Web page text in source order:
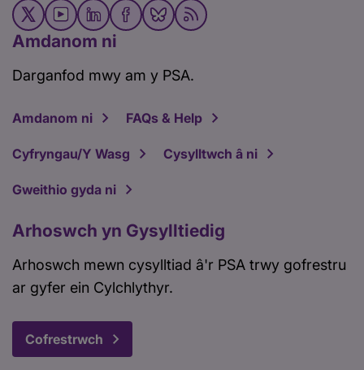
Amdanom ni
Darganfod mwy am y PSA.
Amdanom ni FAQs & Help
Cyfryngau/Y Wasg Cysylltwch â ni
Gweithio gyda ni
Arhoswch yn Gysylltiedig
Arhoswch mewn cysylltiad â'r PSA trwy gofrestru
ar gyfer ein Cylchlythyr.
Cofrestrwch